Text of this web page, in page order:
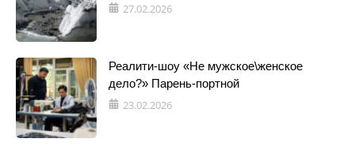
27.02.2026
Реалити-шоу «Не мужское\женское
дело?» Парень-портной
23.02.2026